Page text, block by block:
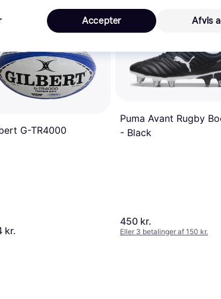
G-TR4000
kr.
Puma Avant Rugby
- Black
450 kr.
Eller 3 betalinger af 150 kr.
Afvis
Accepter